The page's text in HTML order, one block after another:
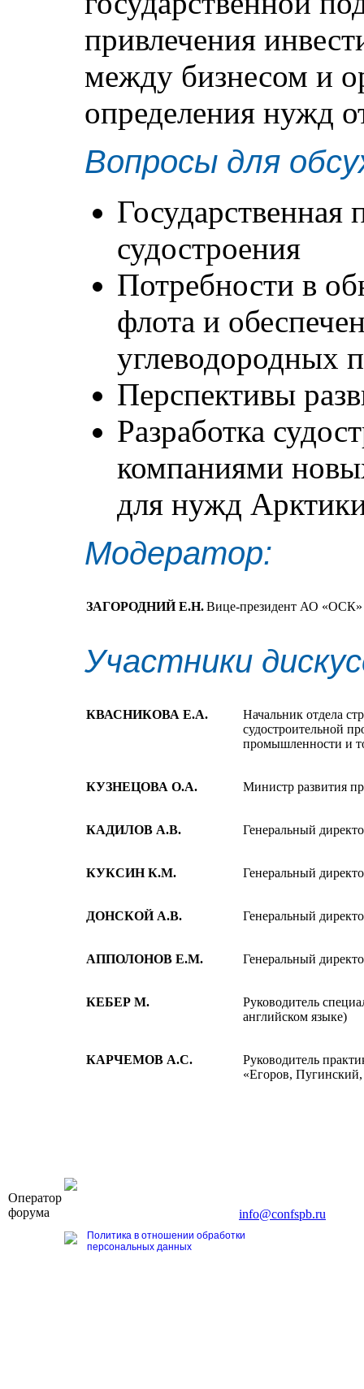
привлечения
между бизнесом и
определения нужд
Вопросы для
Государственная
судостроения
Потребности в
флота и
углеводородных
Перспективы
Разработка
компаниями
для нужд
Модератор:
ЗАГОРОДНИЙ Е.Н.Вице-президент АО «ОСК»
Участники
КВАСНИКОВА Е.А.
Начальник отдела
судостроительной
промышленности и
КУЗНЕЦОВА О.А. Министр развития
КАДИЛОВ А.В. Генеральный
КУКСИН К.М. Генеральный
ДОНСКОЙ А.В. Генеральный
АППОЛОНОВ Е.М. Генеральный
КЕБЕР М.
Руководитель
английском языке)
КАРЧЕМОВ А.С.
Руководитель
«Егоров,
Оператор
форума
info@confspb.ru
Политика в отношении обработки
персональных данных